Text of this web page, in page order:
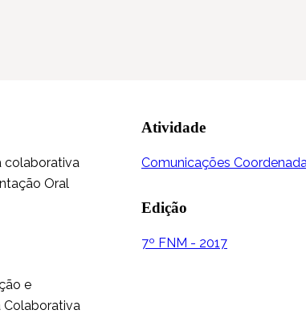
colaborativa
Oral
e
Colaborativa
Atividade
Comunicações
Edição
7º FNM - 2017